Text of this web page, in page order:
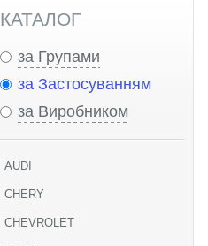
КАТАЛОГ
за Групами
за Застосуванням
за Виробником
AUDI
CHERY
CHEVROLET